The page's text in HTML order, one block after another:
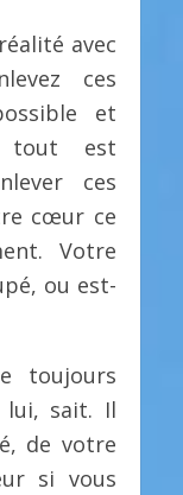
avec
ces
et
tout est
ces
cœur ce
Votre
ou est-
toujours
lui, sait. Il
de votre
si vous